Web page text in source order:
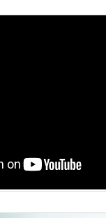
で、ご不安の場合